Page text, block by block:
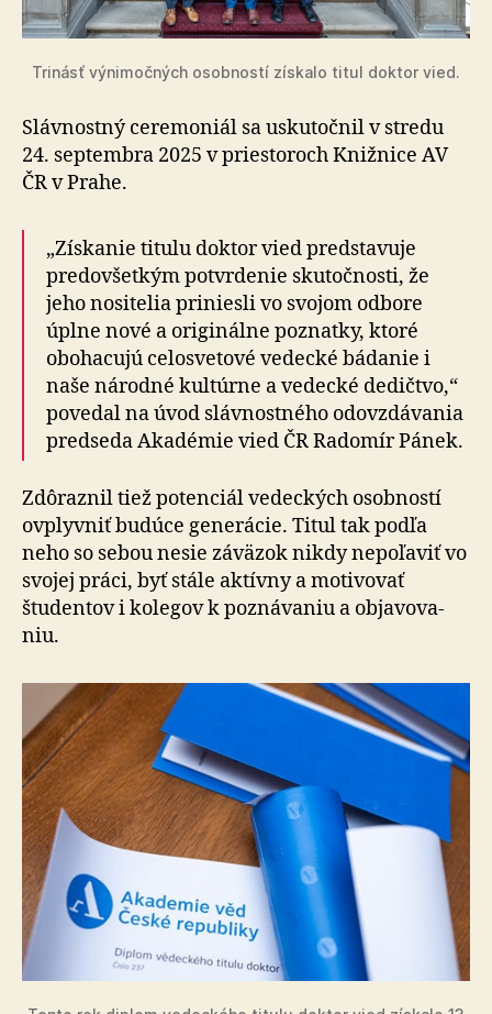
Trinásť výnimočných osobností získalo titul doktor vied.
Slávnostný ceremoniál sa uskutočnil v stredu
24. sep­tem­bra 2025 v priestoroch Knižnice AV
ČR v Prahe.
„Získanie titulu doktor vied predstavuje
predovšetkým potvrdenie skutočnosti, že
jeho nositelia priniesli vo svo­jom odbore
úplne nové a originálne poznatky, ktoré
obohacujú celosvetové vedecké bádanie i
naše národné kultúrne a vedecké dedičtvo,“
povedal na úvod slávnostného odovzdávania
predseda Akadémie vied ČR Radomír Pánek.
Zdôraznil tiež potenciál vedeckých osobností
ovplyvniť budúce generácie. Titul tak podľa
neho so sebou nesie záväzok nikdy nepoľaviť vo
svojej práci, byť stále aktívny a motivovať
študentov i kolegov k poznávaniu a ob­ja­vo­va­
niu.